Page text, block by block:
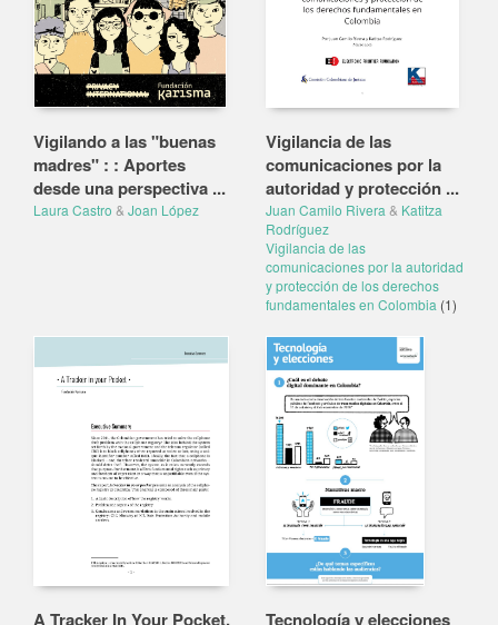
Vigilando a las "buenas
madres" : : Aportes
desde una perspectiva ...
Laura Castro & Joan López
Vigilancia de las
comunicaciones por la
autoridad y protección ...
Juan Camilo Rivera & Katitza
Rodríguez
Vigilancia de las
comunicaciones por la autoridad
y protección de los derechos
fundamentales en Colombia (1)
A Tracker In Your Pocket,
Tecnología y elecciones